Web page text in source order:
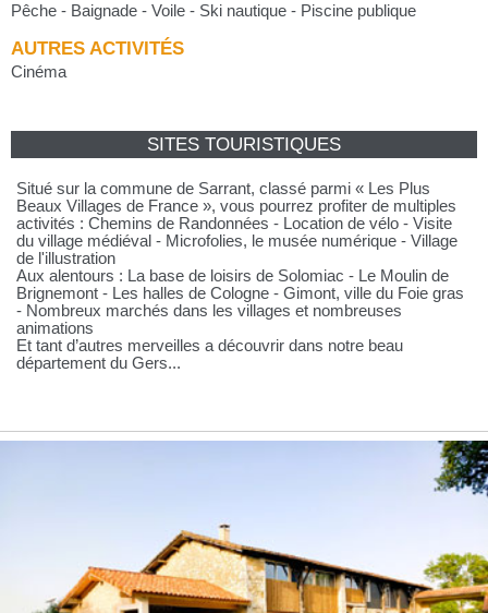
Pêche - Baignade - Voile - Ski nautique - Piscine publique
AUTRES ACTIVITÉS
Cinéma
SITES TOURISTIQUES
Situé sur la commune de Sarrant, classé parmi « Les Plus
Beaux Villages de France », vous pourrez profiter de multiples
activités : Chemins de Randonnées - Location de vélo - Visite
du village médiéval - Microfolies, le musée numérique - Village
de l'illustration
Aux alentours : La base de loisirs de Solomiac - Le Moulin de
Brignemont - Les halles de Cologne - Gimont, ville du Foie gras
- Nombreux marchés dans les villages et nombreuses
animations
Et tant d’autres merveilles a découvrir dans notre beau
département du Gers...